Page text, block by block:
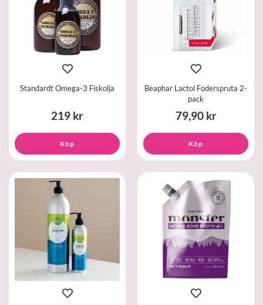
Standardt Omega-3 Fiskolja
219 kr
Köp
Beaphar Lactol Foderspruta 2-
pack
79,90 kr
Köp